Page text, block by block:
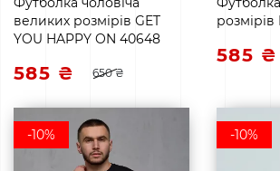
великих розмірів GET
YOU HAPPY ON 40648
585 ₴ 650 ₴
розмірів
585 ₴
-10% -10%